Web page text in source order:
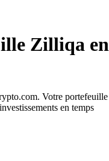
Zilliqa en
Votre portefeuille
en temps